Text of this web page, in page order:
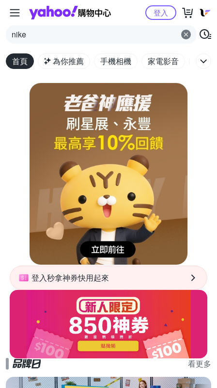
Yahoo購物中心
nike
登入
首頁 為你推薦 手機相機 家電影音 電腦
登入秒拿神券快用起來
看更多